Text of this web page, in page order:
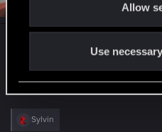
Allow
Use
Nie żebym narzekał, tak
Narodowej ;-)
R
Sylvin